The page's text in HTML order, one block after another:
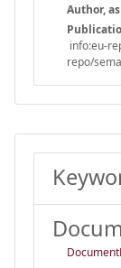
Author,
info:eu-
repo/